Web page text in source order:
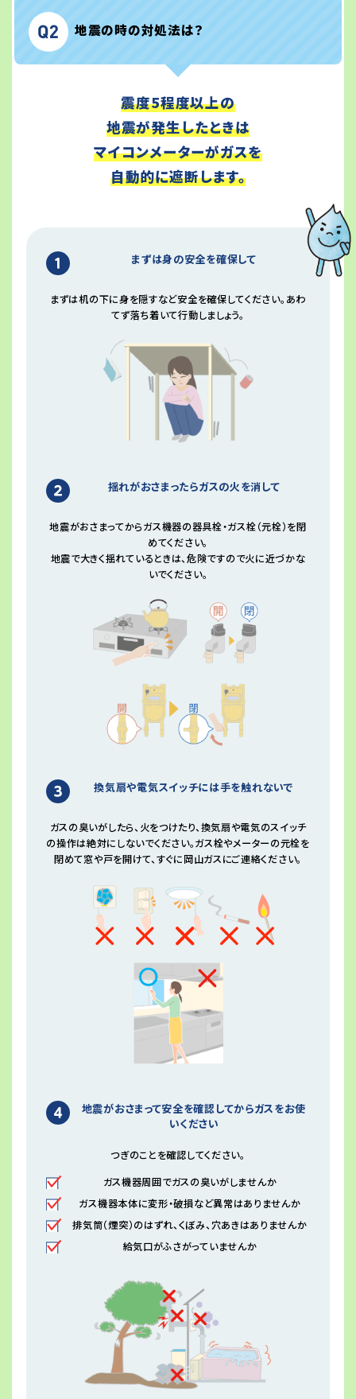
地震の時の対処法は？
震度5程度以上の
地震が発生したときは
マイコンメーターがガスを
自動的に遮断します。
まずは身の安全を確保して
まずは机の下に身を隠すなど安全を確保してください。あわ
てず落ち着いて行動しましょう。
揺れがおさまったらガスの火を消して
地震がおさまってからガス機器の器具栓・ガス栓（元栓）を閉
めてください。
地震で大きく揺れているときは、危険ですので火に近づかな
いでください。
換気扇や電気スイッチには手を触れないで
ガスの臭いがしたら、火をつけたり、換気扇や電気のスイッチ
の操作は絶対にしないでください。ガス栓やメーターの元栓を
閉めて窓や戸を開けて、すぐに岡山ガスにご連絡ください。
地震がおさまって安全を確認してからガスをお使
いください
つぎのことを確認してください。
ガス機器周囲でガスの臭いがしませんか
ガス機器本体に変形・破損など異常はありませんか
排気筒（煙突）のはずれ、くぼみ、穴あきはありませんか
給気口がふさがっていませんか